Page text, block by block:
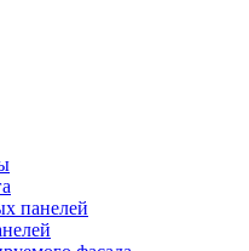
панелей